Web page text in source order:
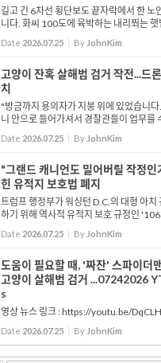
길고 긴 6차선 횡단보도 끝자락에서 한 노
니다. 화씨 100도에 육박하는 내리쬐는
휠체어 탓에 길을 건너기가 힘겹기만 합니
맨이 등장해 휠체어를 밀어주고, 안전하게
Date 2026.07.25 By JohnKim
고양이 잔혹 살해범 검거
치
"방금까지 용의자가 지붕 위에 있었습니다
니 안으로 들어가셔서 경찰관들이 업무를
이후 상황은 경찰이 자세히 설명드릴 것입
나갈 수 없습니다." 지난 7월 1일 오전 2시,
Date 2026.07.25 By JohnKim
"그랜드 캐니언도 밀어버릴 작정인
힌 유적지 보호법 폐지
트럼프 행정부가 워싱턴 D.C.의 대형 아치
하기 위해 역사적 유적지 보호 규정인
고 있습니다. 트럼프가 임명한 인사들이
위원회는 대중 의견 수렴과 원주민 부족과
Date 2026.07.25 By JohnKim
도움이 필요할 때, '짜잔' 스파이더
고양이 살해범 검거 ...07242026
s
영상 뉴스 링크 : https://youtu.be/
Date 2026.07.25 By JohnKim